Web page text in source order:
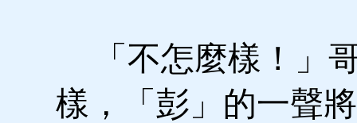
「不怎麼樣！」
樣，「彭」的一聲